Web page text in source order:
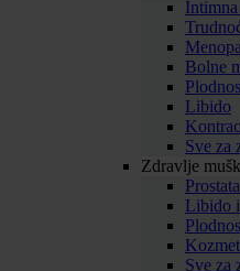
Bolne
Libido
Sve za
Zdravlje
Libido
Sve za